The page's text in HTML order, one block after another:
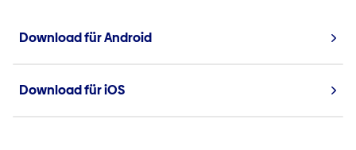
Download für Android
Download für iOS